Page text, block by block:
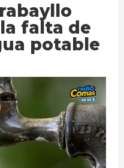
falta de
potable